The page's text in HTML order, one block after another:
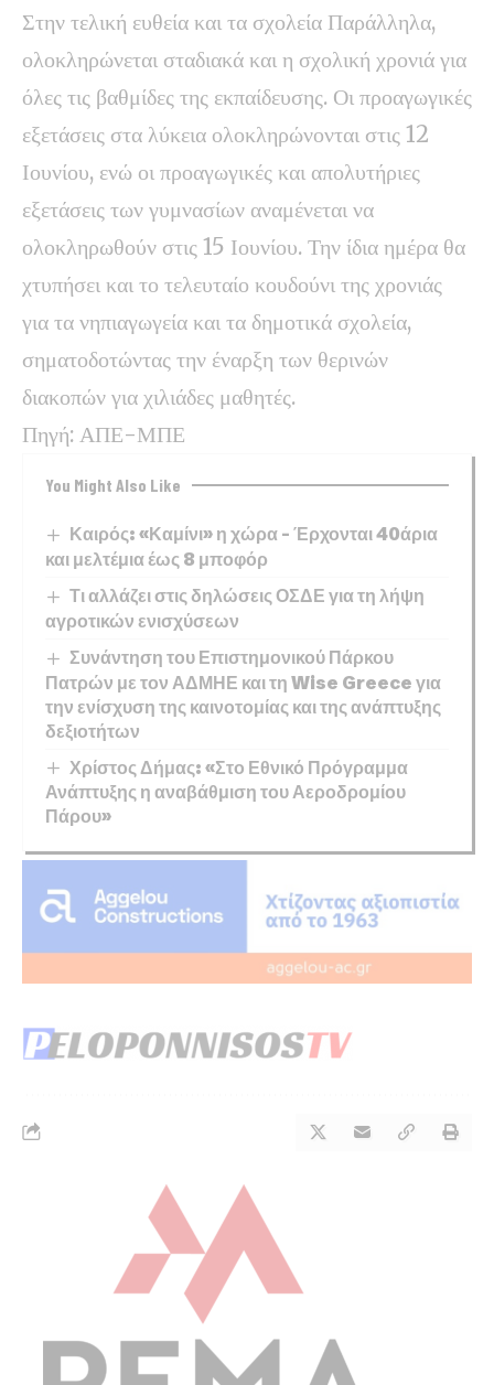
Στην τελική ευθεία και τα σχολεία Παράλληλα,
ολοκληρώνεται σταδιακά και η σχολική χρονιά για
όλες τις βαθμίδες της εκπαίδευσης. Οι προαγωγικές
εξετάσεις στα λύκεια ολοκληρώνονται στις 12
Ιουνίου, ενώ οι προαγωγικές και απολυτήριες
εξετάσεις των γυμνασίων αναμένεται να
ολοκληρωθούν στις 15 Ιουνίου. Την ίδια ημέρα θα
χτυπήσει και το τελευταίο κουδούνι της χρονιάς
για τα νηπιαγωγεία και τα δημοτικά σχολεία,
σηματοδοτώντας την έναρξη των θερινών
διακοπών για χιλιάδες μαθητές.
Πηγή: ΑΠΕ-ΜΠΕ
You Might Also Like
Καιρός: «Καμίνι» η χώρα – Έρχονται 40άρια
και μελτέμια έως 8 μποφόρ
Τι αλλάζει στις δηλώσεις ΟΣΔΕ για τη λήψη
αγροτικών ενισχύσεων
Συνάντηση του Επιστημονικού Πάρκου
Πατρών με τον ΑΔΜΗΕ και τη Wise Greece για
την ενίσχυση της καινοτομίας και της ανάπτυξης
δεξιοτήτων
Χρίστος Δήμας: «Στο Εθνικό Πρόγραμμα
Ανάπτυξης η αναβάθμιση του Αεροδρομίου
Πάρου»